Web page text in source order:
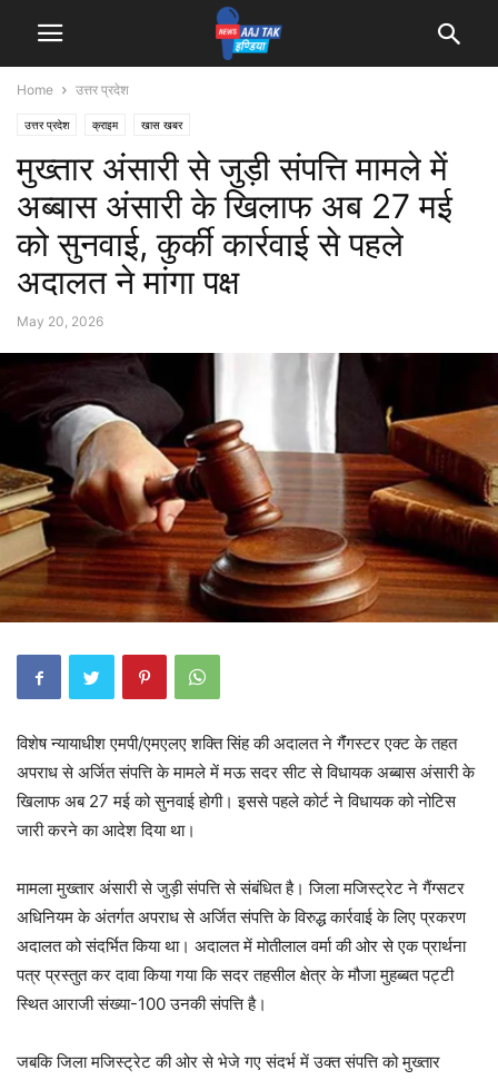
Home उत्तर प्रदेश
उत्तर प्रदेश क्राइम खास खबर
मुख्तार अंसारी से जुड़ी संपत्ति मामले में
अब्बास अंसारी के खिलाफ अब 27 मई
को सुनवाई, कुर्की कार्रवाई से पहले
अदालत ने मांगा पक्ष
May 20, 2026
विशेष न्यायाधीश एमपी/एमएलए शक्ति सिंह की अदालत ने गैंंगस्टर एक्ट के तहत
अपराध से अर्जित संपत्ति के मामले में मऊ सदर सीट से विधायक अब्बास अंसारी के
खिलाफ अब 27 मई को सुनवाई होगी। इससे पहले कोर्ट ने विधायक को नोटिस
जारी करने का आदेश दिया था।
मामला मुख्तार अंसारी से जुड़ी संपत्ति से संबंधित है। जिला मजिस्ट्रेट ने गैंग्सटर
अधिनियम के अंतर्गत अपराध से अर्जित संपत्ति के विरुद्ध कार्रवाई के लिए प्रकरण
अदालत को संदर्भित किया था। अदालत में मोतीलाल वर्मा की ओर से एक प्रार्थना
पत्र प्रस्तुत कर दावा किया गया कि सदर तहसील क्षेत्र के मौजा मुहब्बत पट्टी
स्थित आराजी संख्या-100 उनकी संपत्ति है।
जबकि जिला मजिस्ट्रेट की ओर से भेजे गए संदर्भ में उक्त संपत्ति को मुख्तार